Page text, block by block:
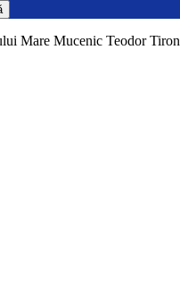
Mare Mucenic Teodor Tiron